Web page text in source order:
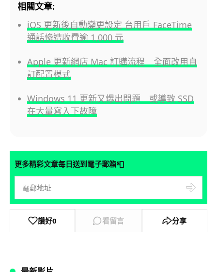
相關文章:
iOS 更新後自動變更設定 台用戶 FaceTime
通話慘遭收費逾 1,000 元
Apple 更新網店 Mac 訂購流程 全面改用自
訂配置模式
Windows 11 更新又爆出問題 或導致 SSD
在大量寫入下故障
更多精彩文章每日送到電子郵箱📮
讚好0 看留言 分享